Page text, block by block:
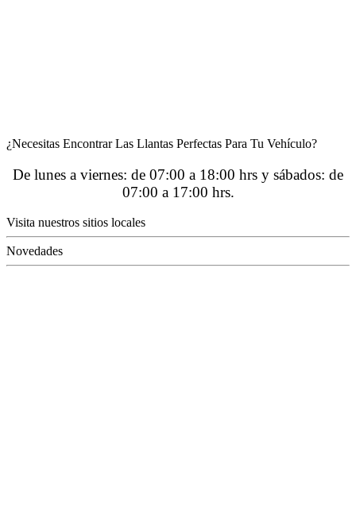
¿Necesitas Encontrar Las Llantas Perfectas Para Tu Vehículo?
De lunes a viernes: de 07:00 a 18:00 hrs y sábados: de
07:00 a 17:00 hrs.
Visita nuestros sitios locales
Novedades